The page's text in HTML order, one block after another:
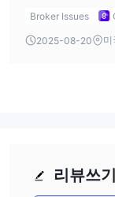
is marked as
protection and
—reaching out
makes
advantages,
benefit for me is
regulations can
among brokers. Secondly, Going Securities has a strong
presence not
Broker Issues
2025-08-20 미
리뷰쓰기